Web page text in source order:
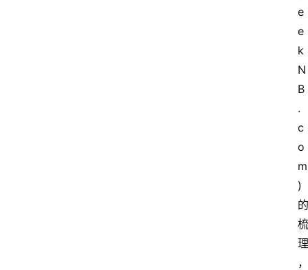
e
e
k
N
B
.
c
o
m
)
的
梳
理
，